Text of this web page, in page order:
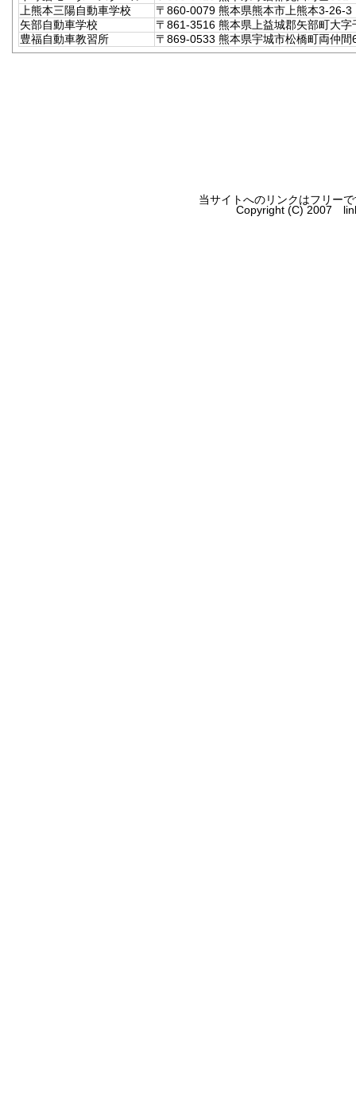
上熊本三陽自動車学校
〒860-0079 熊本県熊本市上熊本3-26-3
矢部自動車学校
〒861-3516 熊本県上益城郡矢部町大字
豊福自動車教習所
〒869-0533 熊本県宇城市松橋町両仲間
当サイトへのリンクはフリー
Copyright (C) 2007